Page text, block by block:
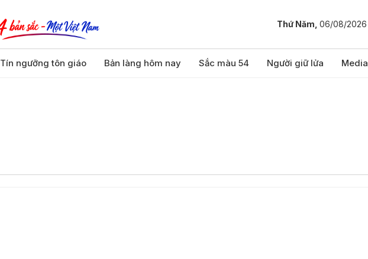
Thứ Năm, 06/08/2026
Tín ngưỡng tôn giáo Bản làng hôm nay Sắc màu 54 Người giữ lửa Media